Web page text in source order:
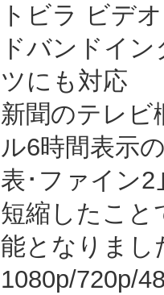
トビラ ビデ
ドバンドイ
ツにも対応
新聞のテレビ
ル6時間表示
表･ファイン2
短縮したこと
能となりまし
1080p/720p/